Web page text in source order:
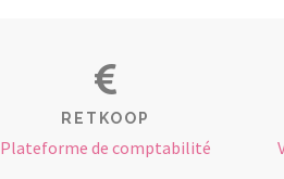
RETKOOP
Plateforme de comptabilité